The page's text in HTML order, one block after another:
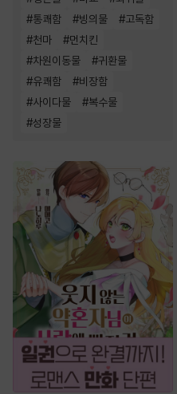
#통쾌함 #빙의물 #고독함
#천마 #먼치킨
#차원이동물 #귀환물
#유쾌함 #비장함
#사이다물 #복수물
#성장물